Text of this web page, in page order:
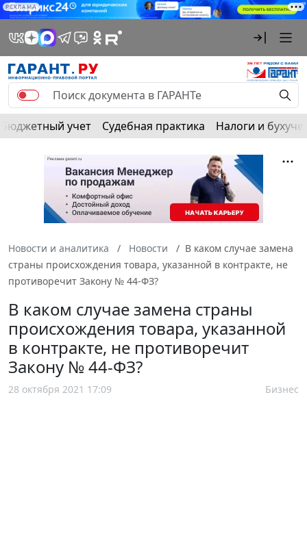
РЕКЛАМА
Бюджетный учет Судебная практика Налоги и
Новости и аналитика Новости
В каком случае замена
страны происхождения товара, указанной в контракте, не
противоречит Закону № 44-ФЗ?
В каком случае замена страны
происхождения товара, указанной
в контракте, не противоречит
Закону № 44-ФЗ?
28 октября 2021 17:09 Бизнес